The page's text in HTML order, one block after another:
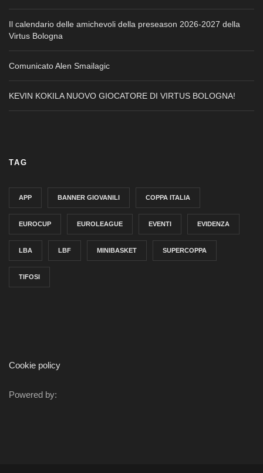
Il calendario delle amichevoli della preseason 2026-2027 della
Virtus Bologna
Comunicato Alen Smailagic
KEVIN KOKILA NUOVO GIOCATORE DI VIRTUS BOLOGNA!
TAG
APP BANNER GIOVANILI COPPA ITALIA
EUROCUP EUROLEAGUE EVENTI EVIDENZA
LBA LBF MINIBASKET SUPERCOPPA
TIFOSI
Cookie policy
Powered by: